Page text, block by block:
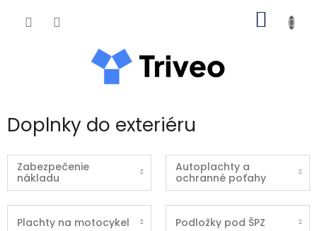
Doplnky do exteriéru
Zabezpečenie
nákladu
Autoplachty a
ochranné poťahy
Plachty na motocykel Podložky pod ŠPZ